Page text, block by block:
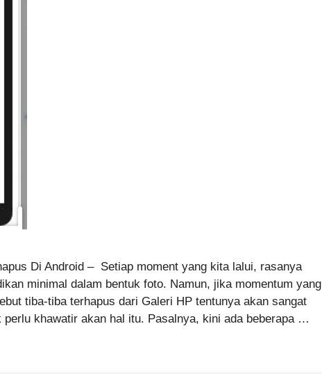
Di Android – Setiap moment yang kita lalui, rasanya
minimal dalam bentuk foto. Namun, jika momentum yang
tiba-tiba terhapus dari Galeri HP tentunya akan sangat
perlu khawatir akan hal itu. Pasalnya, kini ada beberapa …